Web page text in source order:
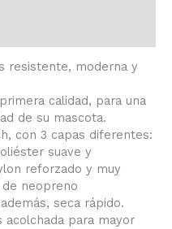
resistente, moderna y
calidad, para una
de su mascota.
con 3 capas diferentes:
suave y
reforzado y muy
neopreno
seca rápido.
acolchada para mayor